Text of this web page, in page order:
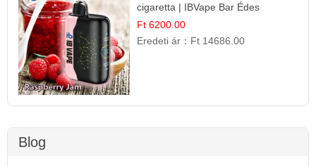
cigaretta | IBVape Bar Édes
Gyümölcs Íz
Ft 6200.00
Eredeti ár： Ft 14686.00
Blog